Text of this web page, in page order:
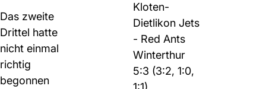
Das zweite
Drittel hatte
nicht einmal
richtig
begonnen
Kloten-
Dietlikon Jets
- Red Ants
Winterthur
5:3 (3:2, 1:0,